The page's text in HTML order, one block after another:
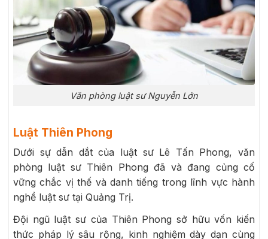
Văn phòng luật sư Nguyễn Lớn
Luật Thiên Phong
Dưới sự dẫn dắt của luật sư Lê Tấn Phong, văn
phòng luật sư Thiên Phong đã và đang củng cố
vững chắc vị thế và danh tiếng trong lĩnh vực hành
nghề luật sư tại Quảng Trị.
Đội ngũ luật sư của Thiên Phong sở hữu vốn kiến
thức pháp lý sâu rộng, kinh nghiệm dày dạn cùng